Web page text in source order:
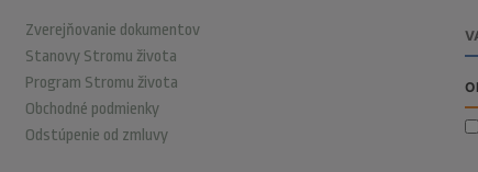
Zverejňovanie dokumentov
Stanovy Stromu života
Program Stromu života
Obchodné podmienky
Odstúpenie od zmluvy